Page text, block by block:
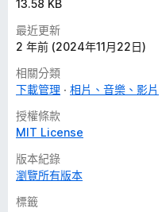
13.58 KB
最近更新
2 年前 (2024年11月22日)
相關分類
下載管理
相片、音樂、影片
授權條款
MIT License
版本紀錄
瀏覽所有版本
標籤